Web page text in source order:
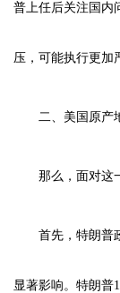
普上任后关注国内
压，可能执行更加
二、美国原产
那么，面对这
首先，特朗普
显著影响。特朗普